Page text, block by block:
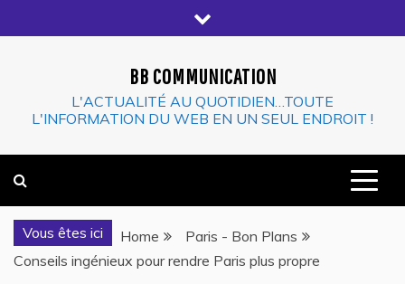
to
BB COMMUNICATION
L'ACTUALITÉ AU QUOTIDIEN…TOUTE
L'INFORMATION DU WEB EN UN SEUL ENDROIT !
Vous êtes ici Home
Paris - Bon Plans
Conseils ingénieux pour rendre Paris plus propre